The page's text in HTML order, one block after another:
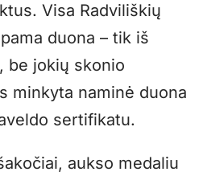
Visa Radviliškių
duona – tik iš
be jokių skonio
minkyta naminė duona
sertifikatu.
aukso medaliu